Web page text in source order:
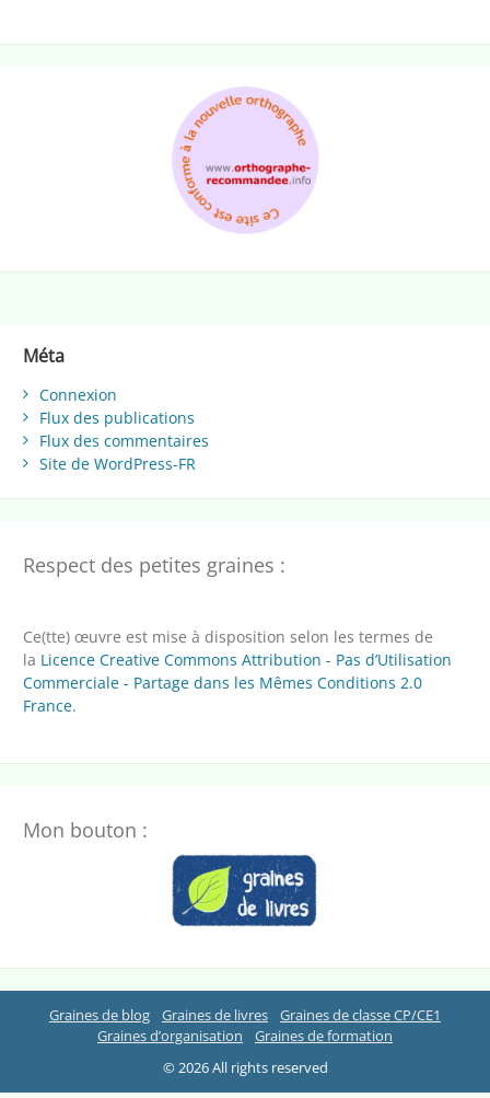
Méta
Connexion
Flux des publications
Flux des commentaires
Site de WordPress-FR
Respect des petites graines :
Ce(tte) œuvre est mise à disposition selon les termes de
la Licence Creative Commons Attribution - Pas d’Utilisation
Commerciale - Partage dans les Mêmes Conditions 2.0
France.
Mon bouton :
Graines de blog Graines de livres
Graines de classe CP/CE1
Graines d’organisation
Graines de formation
© 2026 All rights reserved